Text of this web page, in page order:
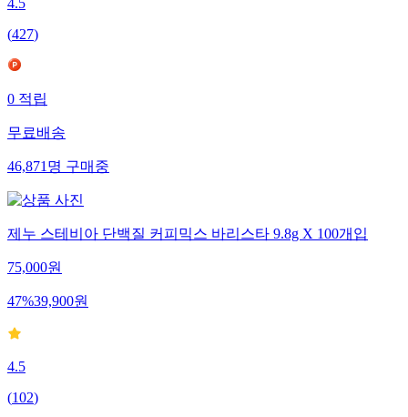
4.5
(427)
0적립
무료배송
46,871명구매중
제누 스테비아 단백질 커피믹스 바리스타 9.8g X 100개입
75,000원
47%39,900원
4.5
(102)